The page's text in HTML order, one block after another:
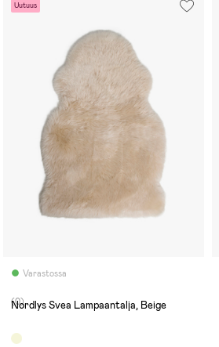
Uutuus
Varastossa
(0)
Nordlys Svea Lampaantalja, Beige